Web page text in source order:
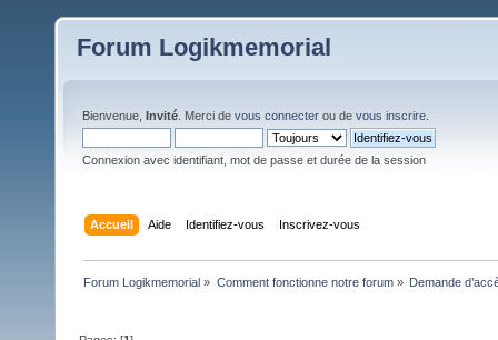
Forum Logikmemorial
Bienvenue, Invité . Merci de vous connecter ou de vous inscrire
Connexion avec identifiant, mot de passe et durée de la session
Accueil Aide Identifiez-vous Inscrivez-vous
Forum Logikmemorial » Comment fonctionne notre forum» Demande